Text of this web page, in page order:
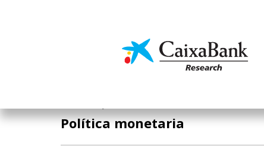
Economía y mercados
Política monetaria